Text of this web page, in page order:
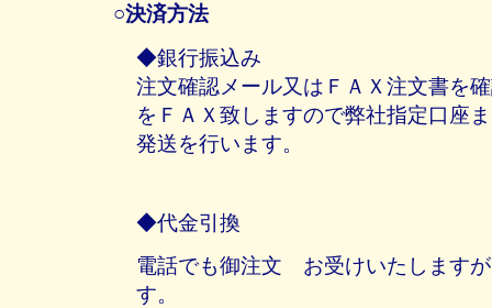
○決済方法
◆銀行振込み
注文確認メール又はＦＡＸ注文書を
をＦＡＸ致しますので弊社指定口座
発送を行います。
◆代金引換
電話でも御注文 お受けいたします
す。